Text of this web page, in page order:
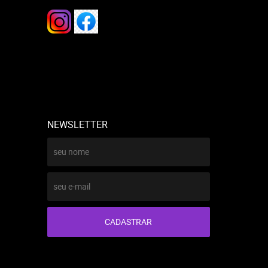
NEWSLETTER
CADASTRAR